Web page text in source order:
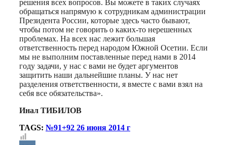
решения всех вопросов. Вы можете в таких случаях
обращаться напрямую к сотрудникам администрации
Президента России, которые здесь часто бывают,
чтобы потом не говорить о каких-то нерешенных
проблемах. На всех нас лежит большая
ответственность перед народом Южной Осетии. Если
мы не выполним поставленные перед нами в 2014
году задачи, у нас с вами не будет аргументов
защитить наши дальнейшие планы. У нас нет
разделения ответственности, я вместе с вами взял на
себя все обязательства».
Инал ТИБИЛОВ
TAGS: №91+92 26 июня 2014 г